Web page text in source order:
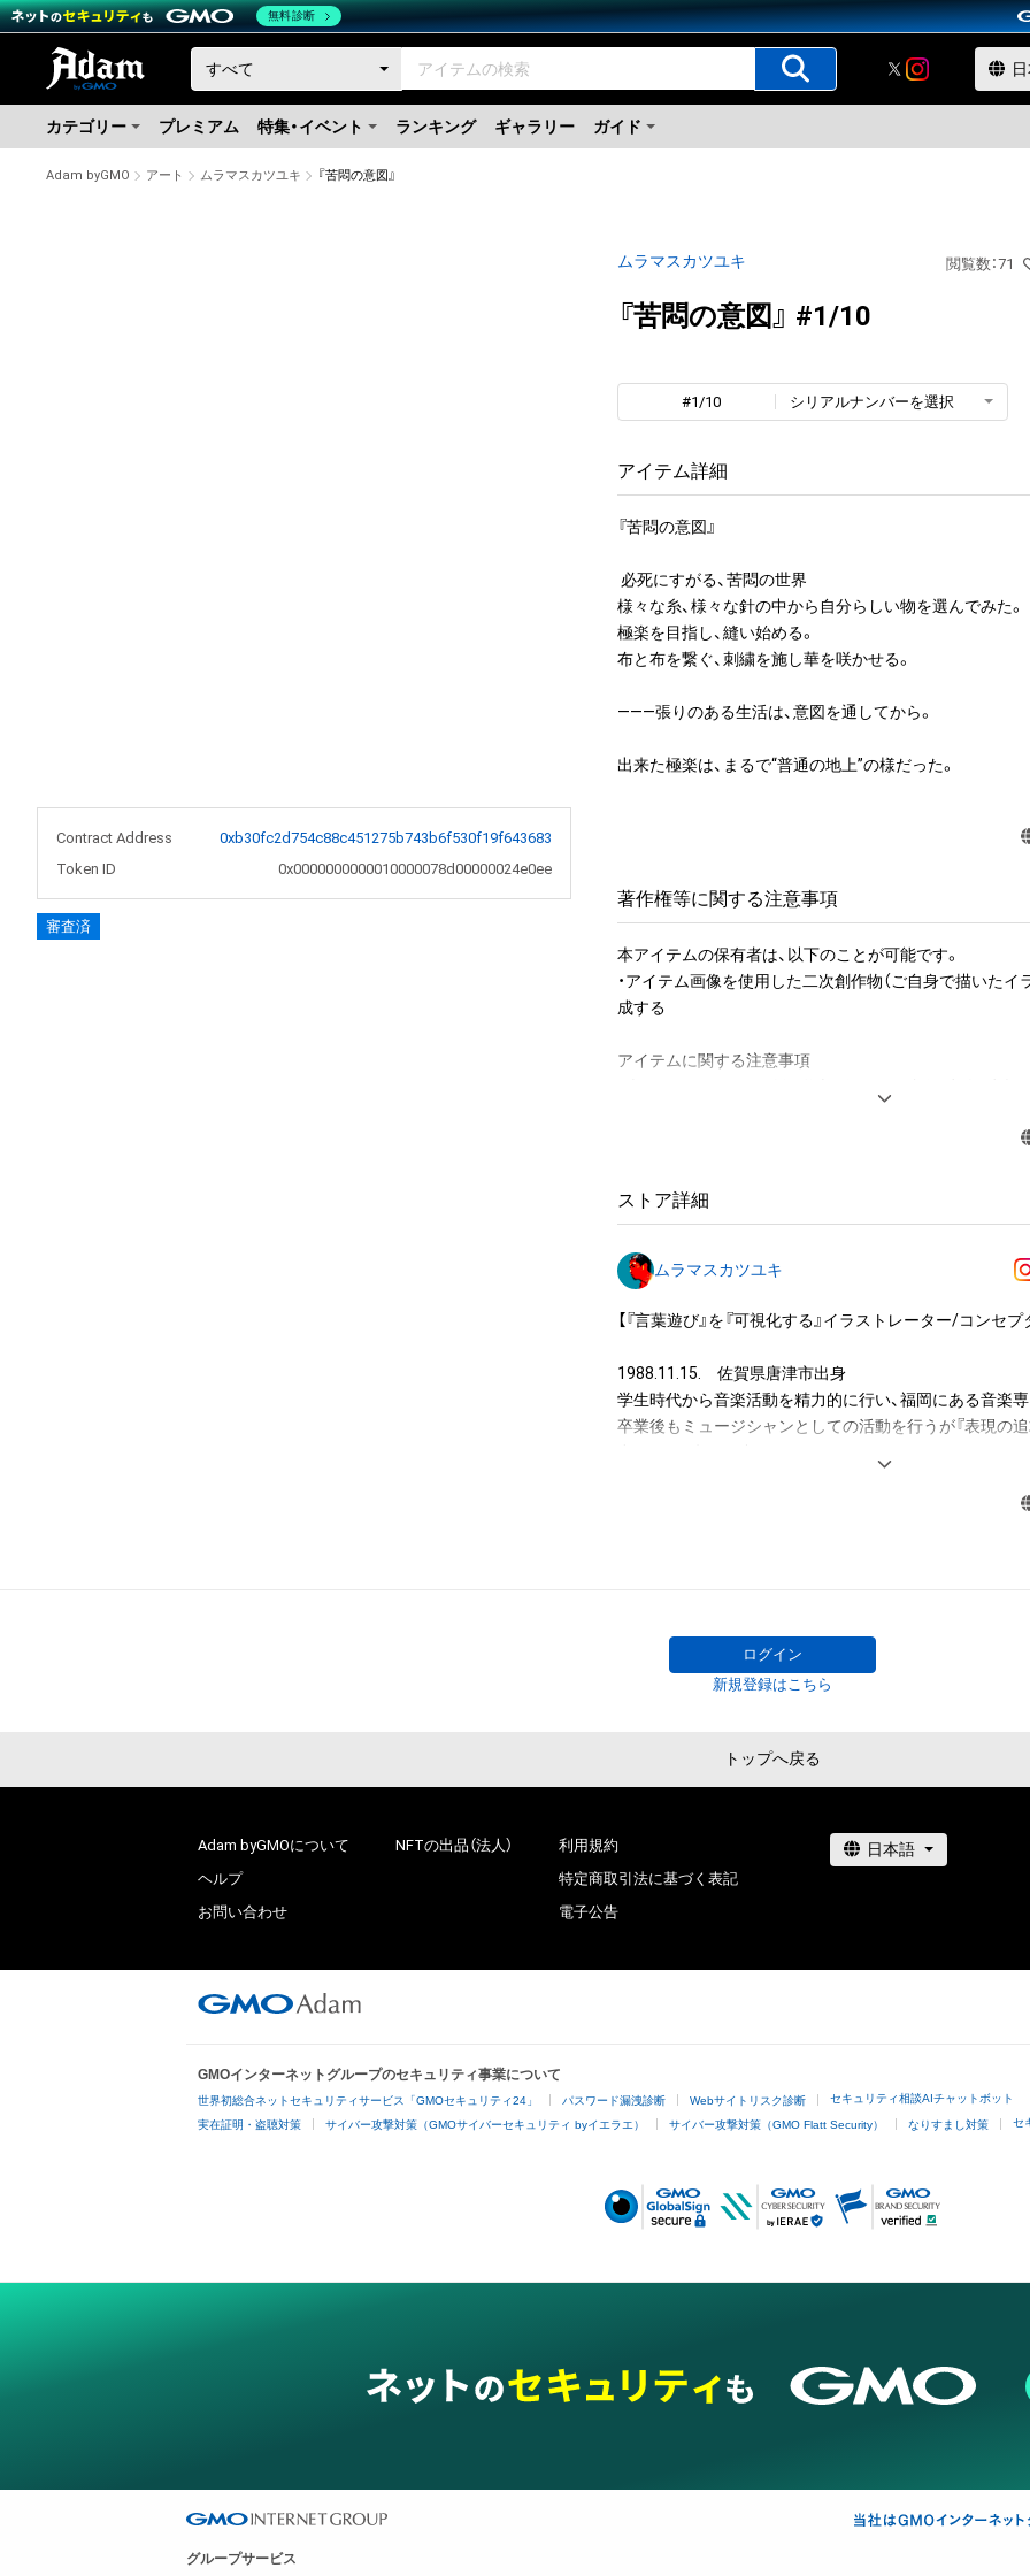
カテゴリー プレミアム 特集・イベント ランキング ギャラリー ガイド
Adam byGMO アート ムラマスカツユキ 『苦悶の意図』
Contract Address
0xb30fc2d754c88c451275b743b6f530f19f643683
Token ID
0x0000000000010000078d00000024e0ee
審査済
ムラマスカツユキ 閲覧数 ：71
『苦悶の意図』 #1/10
#1/10 シリアルナンバーを選択
アイテム詳細
『苦悶の意図』
様々な糸、様々な針の中から自分らしい物を選んでみた。
極楽を目指し、縫い始める。
布と布を繋ぐ、刺繍を施し華を咲かせる。
———張りのある生活は、意図を通してから。
出来た極楽は、まるで“普通の地上”の様だった。
著作権等に関する注意事項
本アイテムの保有者は、以下のことが可能です。
・アイテム画像を使用した二次創作物（ご自身で描いたイ
成する
アイテムに関する注意事項
用新案権、商標権、意匠権その他の知的財産権(それらの
は、本アイテムの著作権を有する方、著作隣接権の権利者
することを意味しません。
を受けている者からの事前の同意なしに、上記の「本アイ
(改変、公開、配布、逆コンパイル、リバースエンジニアリン
これに限定されません。)を行うことはできません。
・本アイテムに関する創作物の利用については、公序良俗
用またはその恐れのある利用など、作成者が不適切である
ストア詳細
ムラマスカツユキ
【『言葉遊び』を『可視化する』イラストレーター/コンセプ
1988.11.15.　佐賀県唐津市出身
学生時代から音楽活動を精力的に行い、福岡にある音楽専
卒業後もミュージシャンとしての活動を行うが『表現の追
2023年現在様々な角度からのアプローチや作品同士のス
自身の誕生日である11月の七五三を題材とした『千早振る
■COPICAWARD2021入選
ログイン
新規登録はこちら
トップへ戻る
Adam byGMOについて
ヘルプ
お問い合わせ
NFTの出品（法人）
利用規約
特定商取引法に基づく表記
電子公告
GMOインターネットグループのセキュリティ事業について
世界初総合ネットセキュリティサービス「GMOセキュリティ24」 パスワード漏洩診断 Webサイトリスク診断 セキュリティ相談AIチャットボット
実在証明・盗聴対策 サイバー攻撃対策（GMOサイバーセキュリティ byイエラエ） サイバー攻撃対策（GMO Flatt Security） なりすまし対策 セ
グループサービス
無料診断